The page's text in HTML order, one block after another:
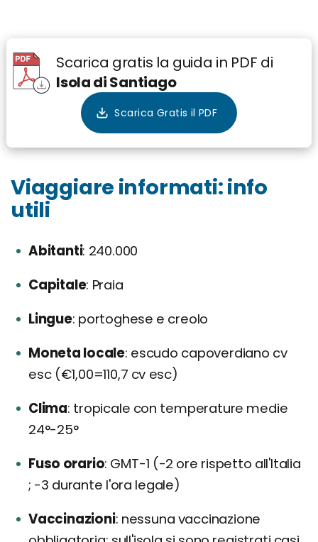
Scarica gratis la guida in PDF di
Isola di Santiago
Viaggiare informati: info
utili
Abitanti 240.000
Capitale Praia
Lingue portoghese e creolo
Moneta locale escudo capoverdiano cv
esc (€1,00=110,7 cv esc)
Clima tropicale con temperature medie
24°-25°
Fuso orario GMT-1 (-2 ore rispetto all'Italia
; -3 durante l'ora legale)
Vaccinazioni nessuna vaccinazione